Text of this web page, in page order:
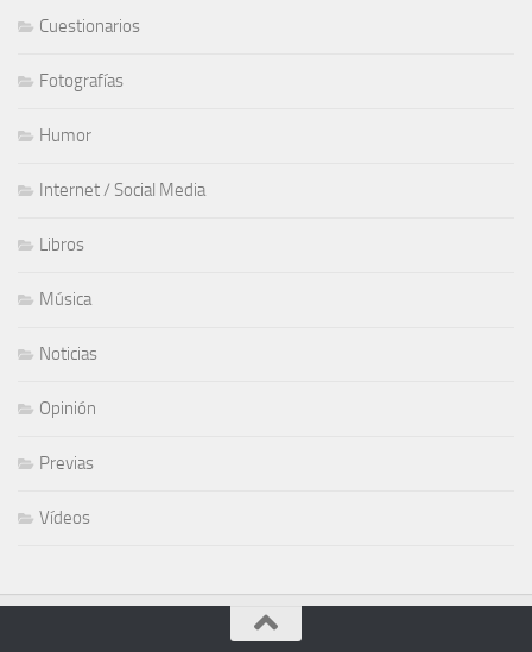
Cuestionarios
Fotografías
Humor
Internet / Social Media
Libros
Música
Noticias
Opinión
Previas
Vídeos